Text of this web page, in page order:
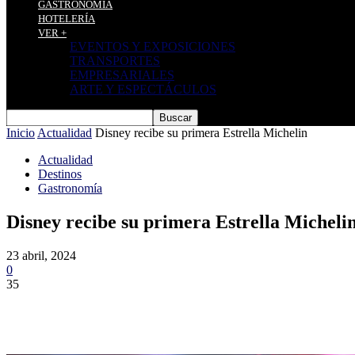
GASTRONOMÍA
HOTELERÍA
VER +
EVENTOS Y EXPOSICIONES
TRANSPORTES
EMPRESARIALES
ARTE Y ESPECTÁCULOS
Inicio Actualidad Disney recibe su primera Estrella Michelin
Actualidad
Destinos
Gastronomía
Disney recibe su primera Estrella
23 abril, 2024
0
35